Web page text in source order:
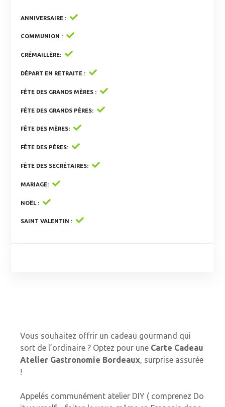
ANNIVERSAIRE
COMMUNION
CRÉMAILLÈRE
DÉPART EN RETRAITE
FÊTE DES GRANDS MÈRES
FÊTE DES GRANDS PÈRES
FÊTE DES MÈRES
FÊTE DES PÈRES
FÊTE DES SECRÉTAIRES
MARIAGE
NOËL
SAINT VALENTIN
Vous souhaitez offrir un cadeau gourmand qui
sort de l’ordinaire ? Optez pour une Carte Cadeau
Atelier Gastronomie Bordeaux, surprise assurée
!
Appelés communément atelier DIY ( comprenez Do